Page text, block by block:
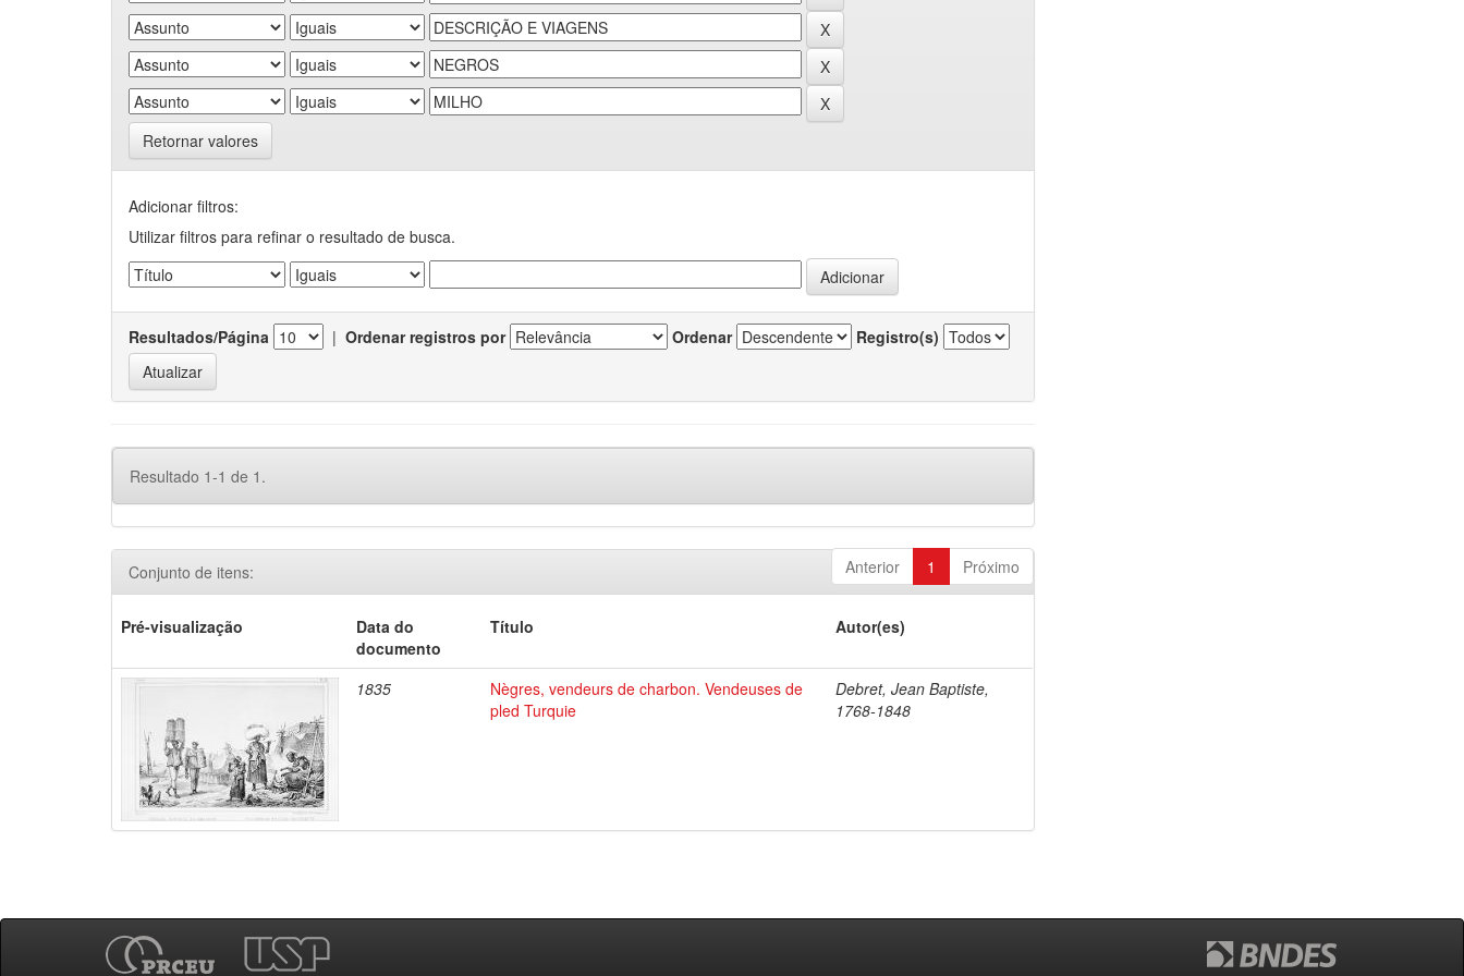
Retornar valores
Adicionar filtros:
Utilizar filtros para refinar o resultado de busca.
Resultados/Página | Ordenar registros por Ordenar Registro(s)
Resultado 1-1 de 1.
Anterior 1 Próximo
Conjunto de itens:
Pré-visualização
Data do
documento
Título Autor(es)
1835
Nègres, vendeurs de charbon. Vendeuses de
pled Turquie
Debret, Jean Baptiste,
1768-1848